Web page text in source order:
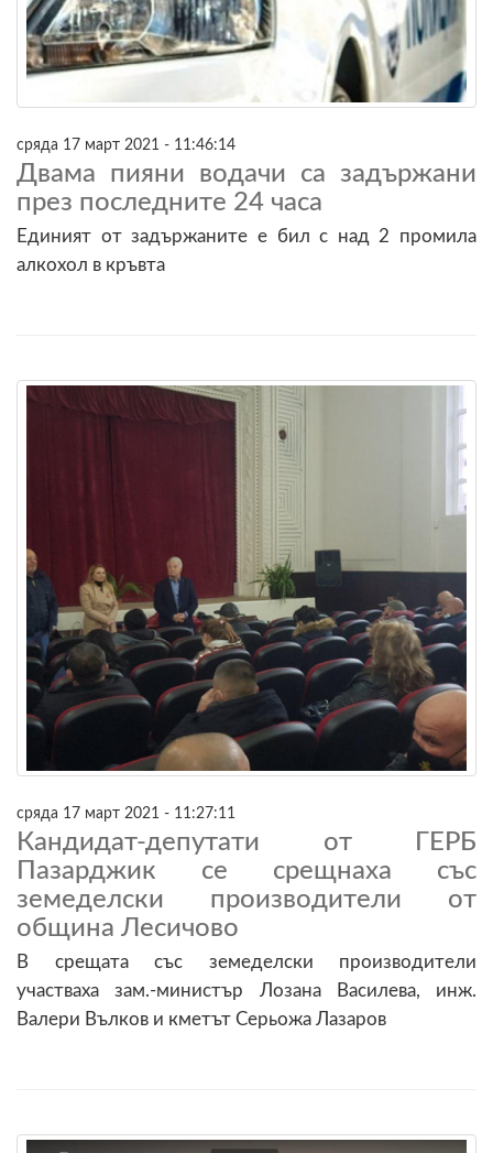
сряда 17 март 2021 - 11:46:14
Двама пияни водачи са задържани
през последните 24 часа
Единият от задържаните е бил с над 2 промила
алкохол в кръвта
сряда 17 март 2021 - 11:27:11
Кандидат-депутати от ГЕРБ
Пазарджик се срещнаха със
земеделски производители от
община Лесичово
В срещата със земеделски производители
участваха зам.-министър Лозана Василева, инж.
Валери Вълков и кметът Серьожа Лазаров